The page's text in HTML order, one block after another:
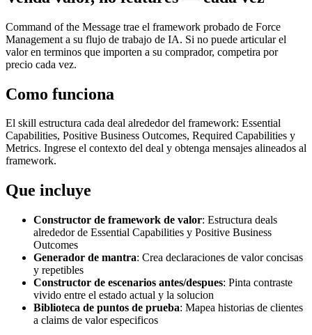
Command of the Message trae el framework probado de Force
Management a su flujo de trabajo de IA. Si no puede articular el
valor en terminos que importen a su comprador, competira por
precio cada vez.
Como funciona
El skill estructura cada deal alrededor del framework: Essential
Capabilities, Positive Business Outcomes, Required Capabilities y
Metrics. Ingrese el contexto del deal y obtenga mensajes alineados al
framework.
Que incluye
Constructor de framework de valor: Estructura deals
alrededor de Essential Capabilities y Positive Business
Outcomes
Generador de mantra: Crea declaraciones de valor concisas
y repetibles
Constructor de escenarios antes/despues: Pinta contraste
vivido entre el estado actual y la solucion
Biblioteca de puntos de prueba: Mapea historias de clientes
a claims de valor especificos